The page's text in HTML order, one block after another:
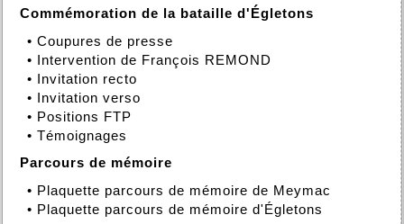
Commémoration de la bataille d'Égletons
• Coupures de presse
• Intervention de François REMOND
• Invitation recto
• Invitation verso
• Positions FTP
• Témoignages
Parcours de mémoire
• Plaquette parcours de mémoire de Meymac
• Plaquette parcours de mémoire d'Égletons